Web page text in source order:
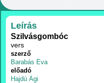
RÉSZLETEK
Leírás
Szilvásgombóc
vers
szerző
Barabás Éva
előadó
Hajdú Ági